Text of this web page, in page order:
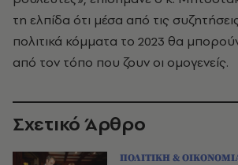
τη ελπίδα ότι μέσα από τις
πολιτικά κόμματα το 2023 θα
από τον τόπο που ζουν οι ομογενείς.
Σχετικό Άρθρο
ΠΟΛΙΤΙΚΗ &